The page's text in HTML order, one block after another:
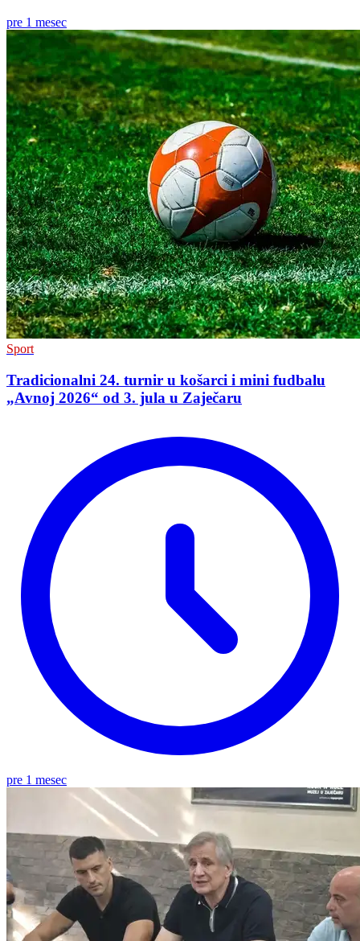
pre 1 mesec
Sport
Tradicionalni 24. turnir u košarci i mini fudbalu
„Avnoj 2026“ od 3. jula u Zaječaru
pre 1 mesec